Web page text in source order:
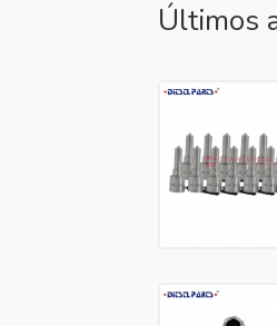
Últimos